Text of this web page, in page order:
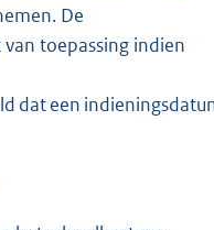
De
toepassing indien
dat een